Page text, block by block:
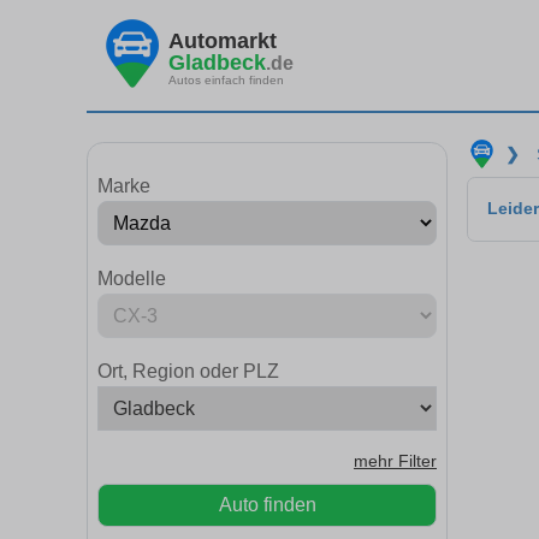
Automarkt
Gladbeck.de
Autos einfach finden
Marke
Modelle
Ort, Region oder PLZ
mehr Filter
Auto finden
❯